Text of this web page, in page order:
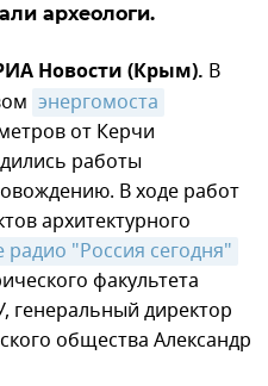
археологи.
Новости (Крым). В
энергомоста
от Керчи
работы
В ходе работ
архитектурного
радио "Россия сегодня"
факультета
генеральный директор
общества Александр